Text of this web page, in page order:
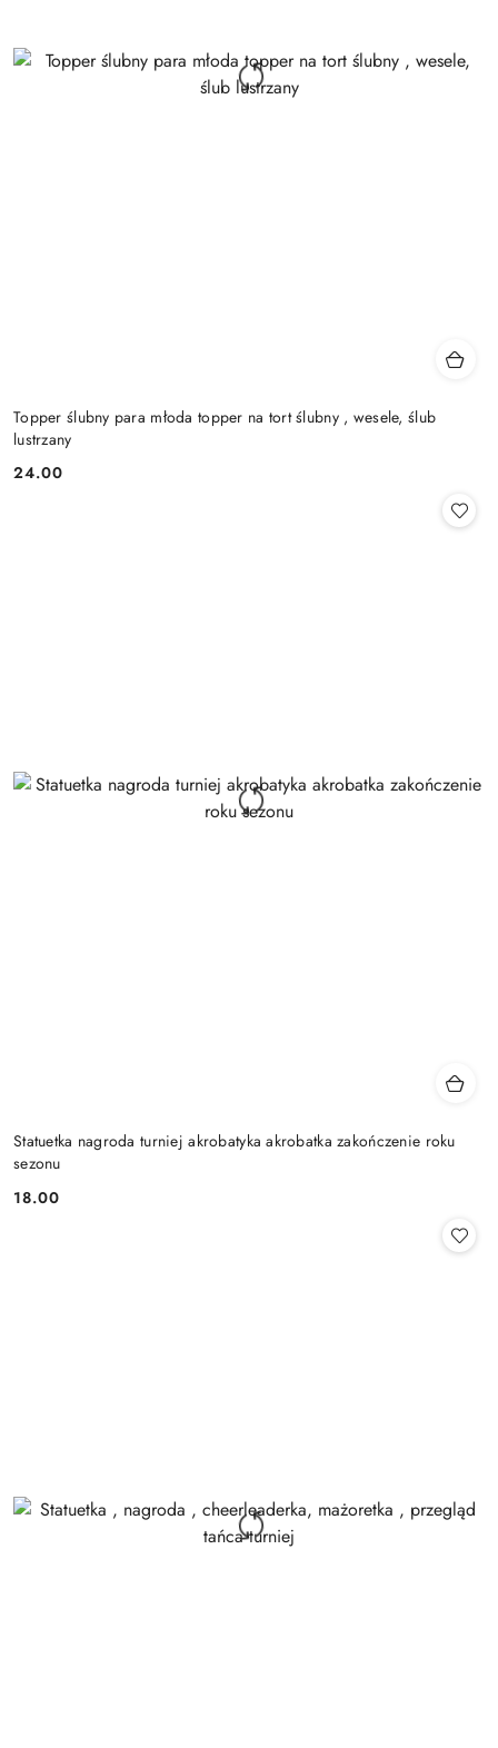
Topper ślubny para młoda topper na tort ślubny , wesele, ślub
lustrzany
Cena:
24.00
Statuetka nagroda turniej akrobatyka akrobatka zakończenie roku
sezonu
Cena:
18.00